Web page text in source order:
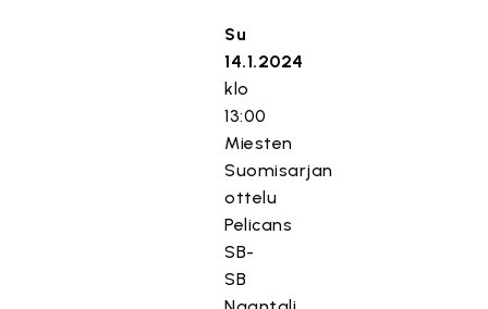
Su
14.1.2024
klo
13:00
Miesten
Suomisarjan
ottelu
Pelicans
SB-
SB